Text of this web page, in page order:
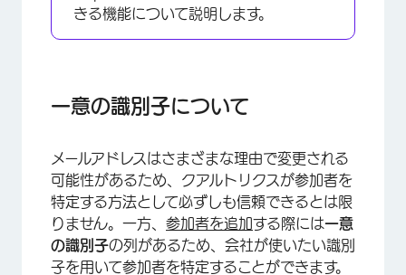
一意の識別子に関する重要なガイドライン
FAQs
きる機能について説明します。
一意の識別子について
メールアドレスはさまざまな理由で変更される
可能性があるため、クアルトリクスが参加者を
特定する方法として必ずしも信頼できるとは限
りません。一方、 参加者を追加する際には一意
の識別子の列があるため、会社が使いたい識別
子を用いて参加者を特定することができます。